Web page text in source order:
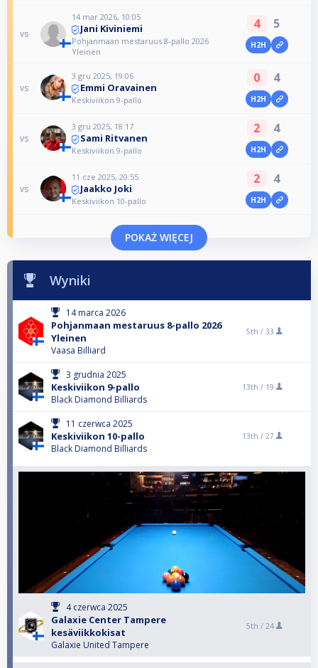
vs
14 mar 2026, 10:05
Jani Kiviniemi
Pohjanmaan mestaruus 8-pallo 2026
Yleinen
4 5
H2H
vs
3 gru 2025, 19:06
Emmi Oravainen
Keskiviikon 9-pallo
0 4
H2H
vs
3 gru 2025, 18:17
Sami Ritvanen
Keskiviikon 9-pallo
2 4
H2H
vs
11 cze 2025, 20:55
Jaakko Joki
Keskiviikon 10-pallo
2 4
H2H
POKAŻ WIĘCEJ
Wyniki
14 marca 2026
Pohjanmaan mestaruus 8-pallo 2026
Yleinen
Vaasa Billiard
5th / 33
3 grudnia 2025
Keskiviikon 9-pallo
Black Diamond Billiards
13th / 19
11 czerwca 2025
Keskiviikon 10-pallo
Black Diamond Billiards
13th / 27
4 czerwca 2025
Galaxie Center Tampere
kesäviikkokisat
Galaxie United Tampere
5th / 24